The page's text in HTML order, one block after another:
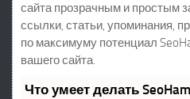
сайта прозрачным и простым
ссылки, статьи, упоминания,
по максимуму потенциал
вашего сайта.
Что умеет делать